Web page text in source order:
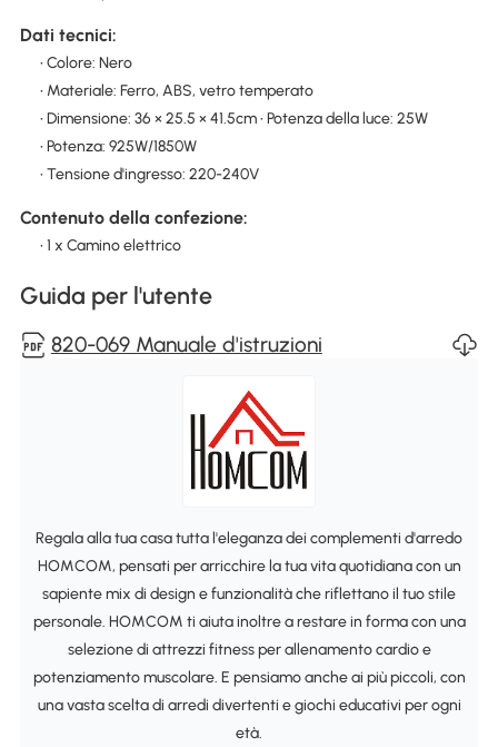
Dati tecnici:
• Colore: Nero
• Materiale: Ferro, ABS, vetro temperato
• Dimensione: 36 × 25.5 × 41.5cm • Potenza della luce: 25W
• Potenza: 925W/1850W
• Tensione d'ingresso: 220-240V
Contenuto della confezione:
• 1 x Camino elettrico
Guida per l'utente
820-069 Manuale d'istruzioni
Regala alla tua casa tutta l'eleganza dei complementi d'arredo
HOMCOM, pensati per arricchire la tua vita quotidiana con un
sapiente mix di design e funzionalità che riflettano il tuo stile
personale. HOMCOM ti aiuta inoltre a restare in forma con una
selezione di attrezzi fitness per allenamento cardio e
potenziamento muscolare. E pensiamo anche ai più piccoli, con
una vasta scelta di arredi divertenti e giochi educativi per ogni
età.